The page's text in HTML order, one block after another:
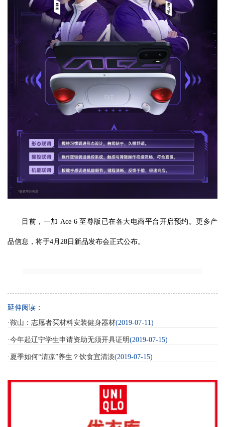
目前，一加 Ace 6 至尊版已在各大电商平台开启预约。更多产
品信息，将于4月28日新品发布会正式公布。
延伸阅读：
·鞍山：志愿者买材料安装健身器材(2019-07-11)
·今年起辽宁学生申请资助无须开具证明(2019-07-15)
· 夏季如何“清凉”养生？饮食宜清淡(2019-07-15)